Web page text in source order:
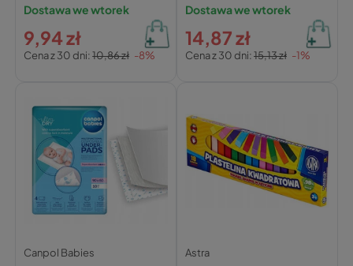
Dostawa we wtorek
9,94 zł
Cena z 30 dni:10,86 zł -8%
Colorino
Dostawa we wtorek
14,87 zł
Cena z 30 dni:15,13 zł -1%
Canpol Babies Astra